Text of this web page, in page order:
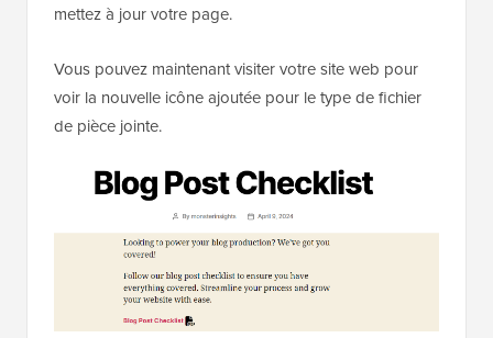
mettez à jour votre page.
Vous pouvez maintenant visiter votre site web pour
voir la nouvelle icône ajoutée pour le type de fichier
de pièce jointe.